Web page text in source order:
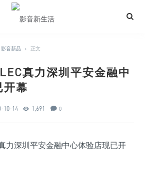
影音新品 › 正文
真力深圳平安金融中
开幕
10-14 1,691 0